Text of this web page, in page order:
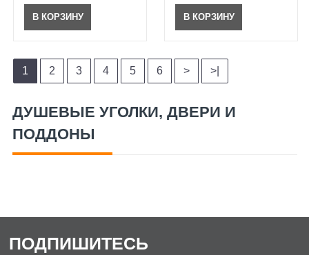
В КОРЗИНУ В КОРЗИНУ
1 2 3 4 5 6 > >|
ДУШЕВЫЕ УГОЛКИ, ДВЕРИ И
ПОДДОНЫ
ПОДПИШИТЕСЬ